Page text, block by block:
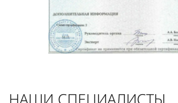
НАШИ СПЕЦИАЛИСТЫ